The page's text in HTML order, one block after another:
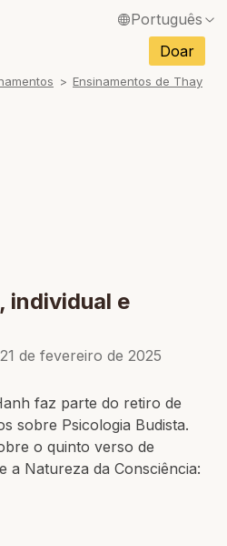
Português
Français / Francês
Doar
Ensinamentos de Thay
individual e
21 de fevereiro de 2025
faz parte do retiro de
sobre Psicologia Budista.
o quinto verso de
a Natureza da Consciência: